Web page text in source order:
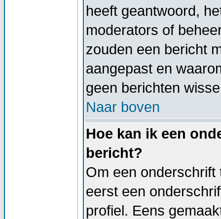
heeft geantwoord,
moderators of
zouden een bericht
aangepast en
geen berichten
Naar boven
Hoe kan ik een
bericht?
Om een
eerst een
profiel. Eens